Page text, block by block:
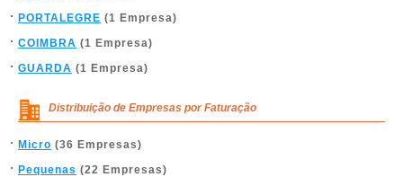
PORTALEGRE (1 Empresa)
COIMBRA (1 Empresa)
GUARDA (1 Empresa)
Distribuição de Empresas por Faturação
Micro (36 Empresas)
Pequenas (22 Empresas)